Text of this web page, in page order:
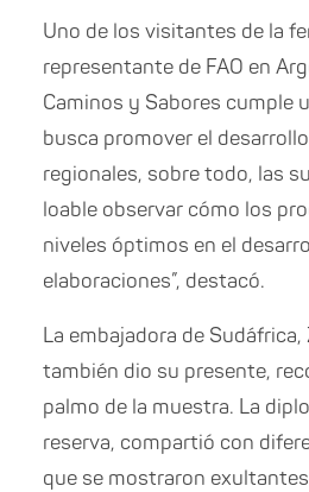
Uno de los visitantes de la
representante de FAO en
Caminos y Sabores cumple
busca promover el
regionales, sobre todo, las
loable observar cómo los
niveles óptimos en el
elaboraciones”, destacó.
La embajadora de Sudáfrica,
también dio su presente,
palmo de la muestra. La
reserva, compartió con
que se mostraron